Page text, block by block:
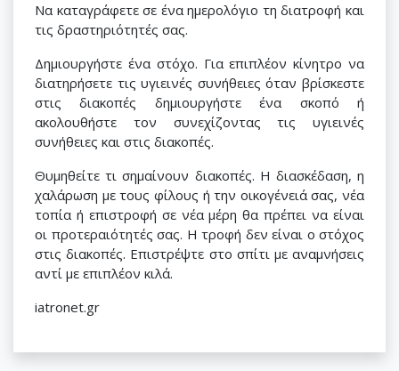
Να καταγράφετε σε ένα ημερολόγιο τη διατροφή και
τις δραστηριότητές σας.
Δημιουργήστε ένα στόχο. Για επιπλέον κίνητρο να
διατηρήσετε τις υγιεινές συνήθειες όταν βρίσκεστε
στις διακοπές δημιουργήστε ένα σκοπό ή
ακολουθήστε τον συνεχίζοντας τις υγιεινές
συνήθειες και στις διακοπές.
Θυμηθείτε τι σημαίνουν διακοπές. Η διασκέδαση, η
χαλάρωση με τους φίλους ή την οικογένειά σας, νέα
τοπία ή επιστροφή σε νέα μέρη θα πρέπει να είναι
οι προτεραιότητές σας. Η τροφή δεν είναι ο στόχος
στις διακοπές. Επιστρέψτε στο σπίτι με αναμνήσεις
αντί με επιπλέον κιλά.
iatronet.gr